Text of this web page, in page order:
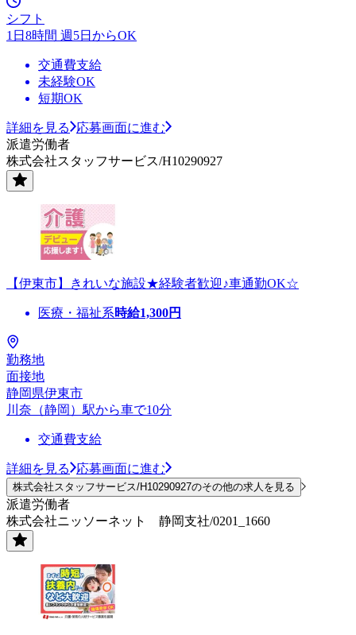
シフト
1日8時間 週5日からOK
交通費支給
未経験OK
短期OK
詳細を見る
応募画面に進む
派遣労働者
株式会社スタッフサービス/H10290927
【伊東市】きれいな施設★経験者歓迎♪車通勤OK☆
医療・福祉系時給1,300円
勤務地
面接地
静岡県伊東市
川奈（静岡）駅から車で10分
交通費支給
詳細を見る 応募画面に進む
株式会社スタッフサービス/H10290927のその他の求人を見る
派遣労働者
株式会社ニッソーネット 静岡支社/0201_1660